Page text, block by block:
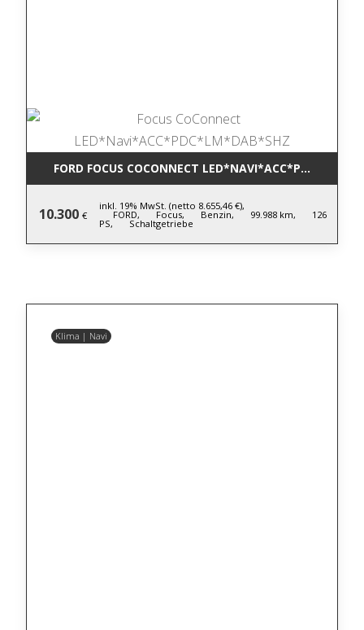
FORD FOCUS COCONNECT
10.300 €
inkl. 19% MwSt. (netto 8.655,46 €),
FORD, Focus, Benzin, 99.988 km, 126
PS, Schaltgetriebe
Klima | Navi